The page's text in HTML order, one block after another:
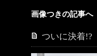
画像つきの記事へ
ついに決着!?